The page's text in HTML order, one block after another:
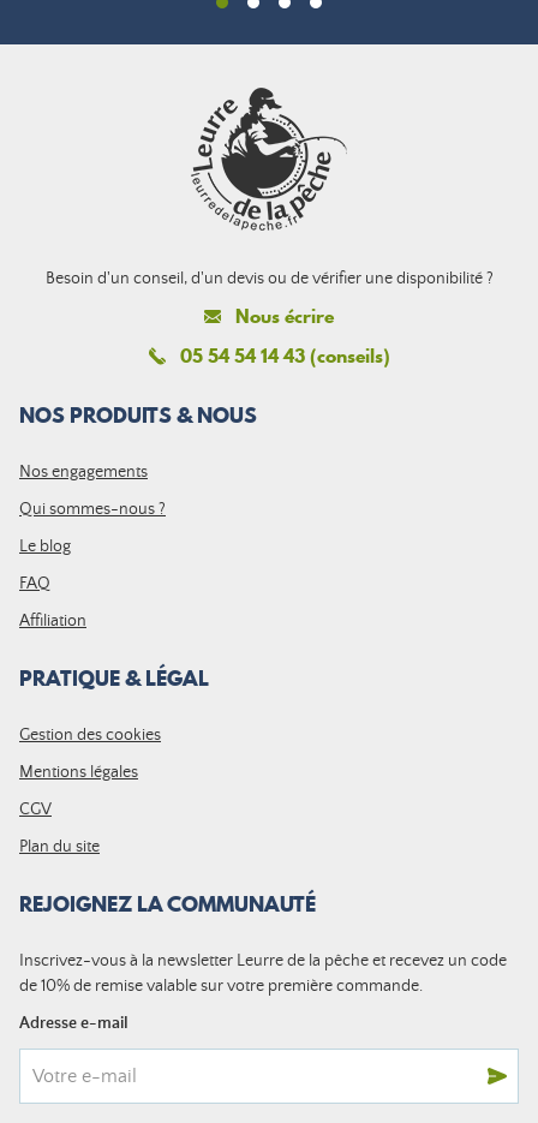
Besoin d'un conseil, d'un devis ou de vérifier une disponibilité ?
Nous écrire
05 54 54 14 43 (conseils)
NOS PRODUITS & NOUS
Nos engagements
Qui sommes-nous ?
Le blog
FAQ
Affiliation
PRATIQUE & LÉGAL
Gestion des cookies
Mentions légales
CGV
Plan du site
REJOIGNEZ LA COMMUNAUTÉ
Inscrivez-vous à la newsletter Leurre de la pêche et recevez un code
de 10% de remise valable sur votre première commande.
Adresse e-mail